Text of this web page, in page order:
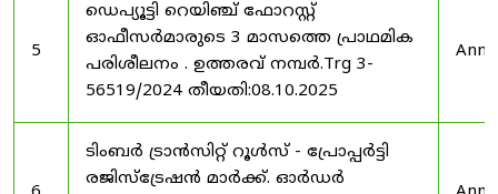
5
ഡെപ്യൂട്ടി റെയിഞ്ച് ഫോറസ്റ്റ്
ഓഫീസർമാരുടെ 3 മാസത്തെ പ്രാഥമിക
പരിശീലനം . ഉത്തരവ് നമ്പർ.Trg 3-
56519/2024 തീയതി:08.10.2025
ടിംബർ ട്രാൻസിറ്റ് റൂൾസ് - പ്രോപ്പർട്ടി
രജിസ്ട്രേഷൻ മാർക്ക്. ഓർഡർ